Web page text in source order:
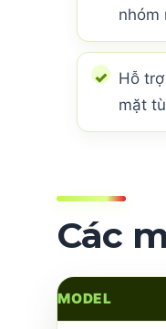
nhóm
Hỗ
mặt
Các
MODEL